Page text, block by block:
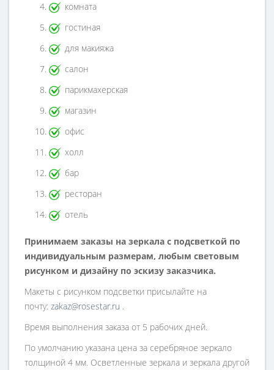
комната
гостиная
для макияжа
салон
парикмахерская
магазин
офис
холл
бар
ресторан
отель
Принимаем заказы на зеркала с подсветкой по
индивидуальным размерам, любым световым
рисунком и дизайну по эскизу заказчика.
Макеты с рисунком подсветки присылайте на
почту: zakaz@rosestar.ru .
Время выполнения заказа от 5 рабочих дней.
По умолчанию указана цена за серебряное зеркало
толщиной 4 мм. Осветленные зеркала и зеркала другой